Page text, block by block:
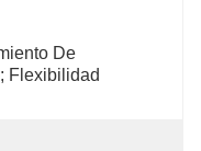
De
Flexibilidad